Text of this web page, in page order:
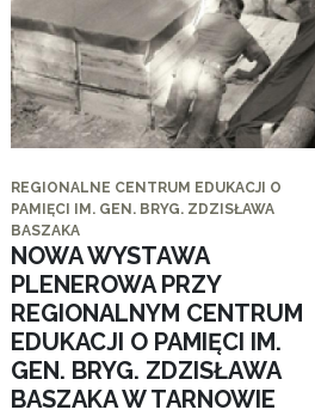
REGIONALNE CENTRUM EDUKACJI O
PAMIĘCI IM. GEN. BRYG. ZDZISŁAWA
BASZAKA
NOWA WYSTAWA
PLENEROWA PRZY
REGIONALNYM CENTRUM
EDUKACJI O PAMIĘCI IM.
GEN. BRYG. ZDZISŁAWA
BASZAKA W TARNOWIE